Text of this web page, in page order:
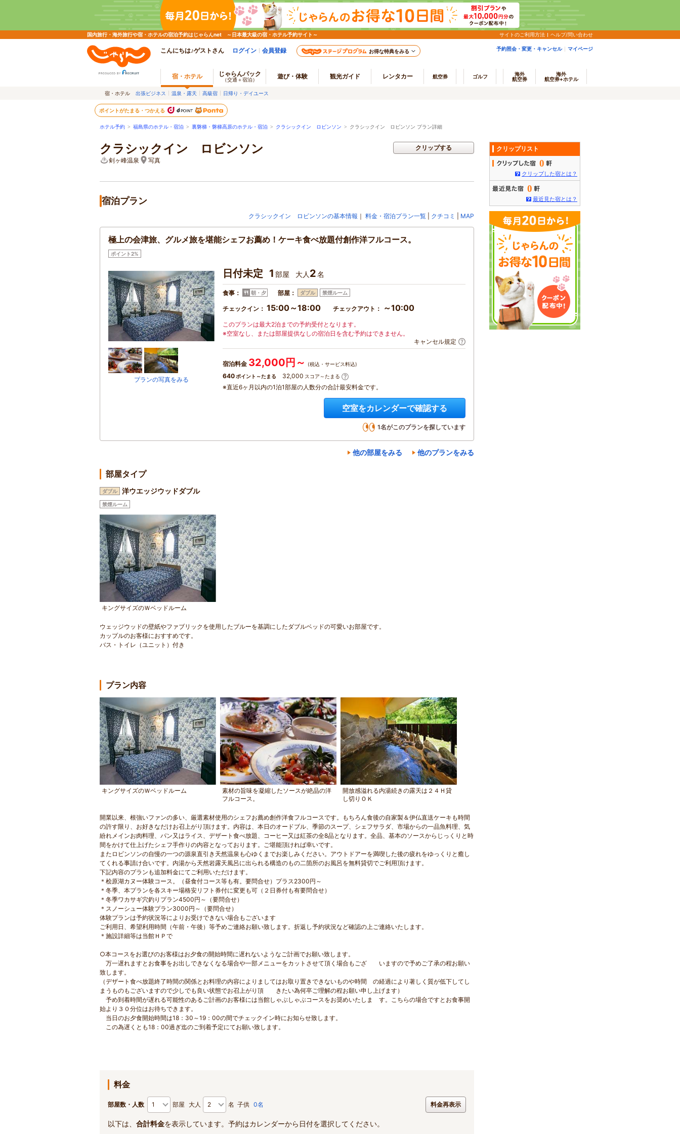
国内旅行・海外旅行や宿・ホテルの宿泊予約はじゃらんnet ～日本最大級の宿・ホテル予約サイト～ サイトのご利用方法 ヘルプ/問い合わせ
こんにちは♪ゲストさん ログイン 会員登録 お得な特典をみる 予約照会・変更・キャンセル マイページ
宿・ホテル じゃらんパック
（交通＋宿泊） 遊び・体験 観光ガイド レンタカー 航空券 ゴルフ
海外
航空券
海外
航空券+ホテル
宿・ホテル 出張ビジネス 温泉・露天 高級宿 日帰り・デイユース
ポイントがたまる・つかえる
ホテル予約 > 福島県のホテル・宿泊 > 裏磐梯・磐梯高原のホテル・宿泊 > クラシックイン ロビンソン > クラシックイン ロビンソン プラン詳細
クラシックイン ロビンソン
剣ヶ峰温泉 写真
クリップする
宿泊プラン
クラシックイン ロビンソンの基本情報 ｜ 料金・宿泊プラン一覧 クチコミ MAP
極上の会津旅、グルメ旅を堪能シェフお薦め！ケーキ食べ放題付創作洋フルコース。
ポイント2%
プランの写真をみる
日付未定 1 部屋 大人 2名
食事： 朝・夕 部屋： ダブル 禁煙ルーム
チェックイン： 15:00～18:00 チェックアウト： ～10:00
このプランは最大2泊までの予約受付となります。
※空室なし、または部屋提供なしの宿泊日を含む予約はできません。
キャンセル規定
宿泊料金 32,000円～ (税込・サービス料込)
640 ポイント～たまる 32,000 スコア～たまる
※直近6ヶ月以内の1泊1部屋の人数分の合計最安料金です。
空室をカレンダーで確認する
1名がこのプランを探しています
他の部屋をみる 他のプランをみる
部屋タイプ
ダブル 洋ウエッジウッドダブル
禁煙ルーム
キングサイズのＷベッドルーム
ウェッジウッドの壁紙やファブリックを使用したブルーを基調にしたダブルベッドの可愛いお部屋です。
カップルのお客様におすすめです。
バス・トイレ（ユニット）付き
プラン内容
キングサイズのＷベッドルーム
素材の旨味を凝縮したソースが絶品の洋
フルコース。
開放感溢れる内湯続きの露天は２４Ｈ貸
し切りＯＫ
開業以来、根強いファンの多い、厳選素材使用のシェフお薦め創作洋食フルコースです。もちろん食後の自家製＆伊仏直送ケーキも時間
の許す限り、お好きなだけお召上がり頂けます。内容は、本日のオードブル、季節のスープ、シェフサラダ、市場からの一品魚料理、気
紛れメインお肉料理、パン又はライス、デザート食べ放題、コーヒー又は紅茶の全8品となります。全品、基本のソースからじっくりと時
間をかけて仕上げたシェフ手作りの内容となっております。ご堪能頂ければ幸いです。
またロビンソンの自慢の一つの源泉直引き天然温泉も心ゆくまでお楽しみください。アウトドアーを満喫した後の疲れをゆっくりと癒し
てくれる事請け合いです。内湯から天然岩露天風呂に出られる構造のもの二箇所のお風呂を無料貸切でご利用頂けます。
下記内容のプランも追加料金にてご利用いただけます。
＊桧原湖カヌー体験コース。（昼食付コース等も有。要問合せ）プラス2300円～
＊冬季、本プランを各スキー場格安リフト券付に変更も可（２日券付も有要問合せ）
＊冬季ワカサギ穴釣りプラン4500円～（要問合せ）
＊スノーシュー体験プラン3000円～（要問合せ）
体験プランは予約状況等によりお受けできない場合もございます
ご利用日、希望利用時間（午前・午後）等予めご連絡お願い致します。折返し予約状況など確認の上ご連絡いたします。
＊施設詳細等は当館ＨＰで
○本コースをお選びのお客様はお夕食の開始時間に遅れないようなご計画でお願い致します。
万一遅れますとお食事をお出しできなくなる場合や一部メニューをカットさせて頂く場合もござ いますので予めご了承の程お願い
致します。
（デザート食べ放題終了時間の関係とお料理の内容によりましてはお取り置きできないものや時間 の経過により著しく質が低下してし
まうものもございますので少しでも良い状態でお召上がり頂 きたい為何卒ご理解の程お願い申し上げます）
予め到着時間が遅れる可能性のあるご計画のお客様には当館しゃぶしゃぶコースをお奨めいたしま す。こちらの場合ですとお食事開
始より３０分位はお待ちできます。
当日のお夕食開始時間は18：30～19：00の間でチェックイン時にお知らせ致します。
この為遅くとも18：00過ぎ迄のご到着予定にてお願い致します。
料金
部屋数・人数 部屋 大人 名 子供 0名 料金再表示
以下は、 合計料金を表示しています。予約はカレンダーから日付を選択してください。
クリップリスト
0
クリップした宿とは？
0
最近見た宿とは？